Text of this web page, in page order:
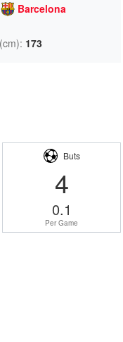
Barcelona
173
Buts
4
0.1
Per Game